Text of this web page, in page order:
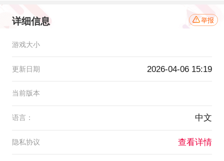
详细信息 举报
游戏大小
更新日期 2026-04-06 15:19
当前版本
语言： 中文
隐私协议 查看详情